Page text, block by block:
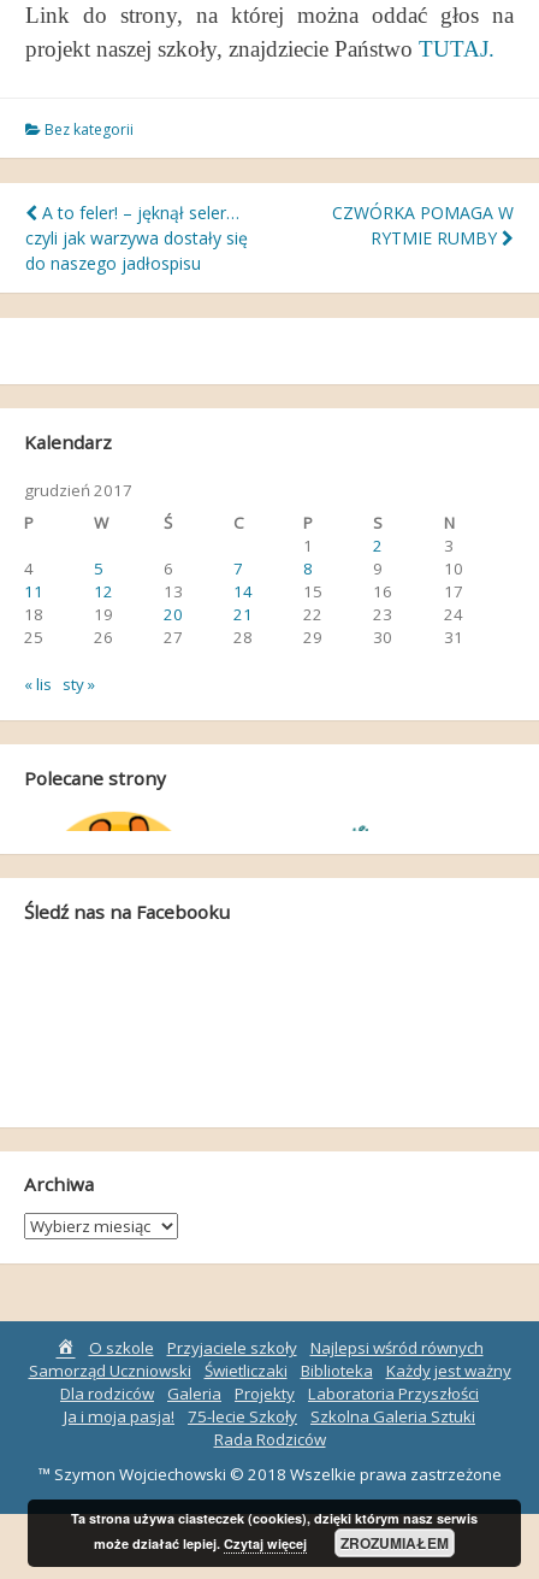
Link do strony, na której można oddać głos na
projekt naszej szkoły, znajdziecie Państwo TUTAJ.
Bez kategorii
Nawigacja
wpisu
A to feler! – jęknął seler…
czyli jak warzywa dostały się
do naszego jadłospisu
CZWÓRKA POMAGA W
RYTMIE RUMBY
Kalendarz
grudzień 2017
P
W Ś C P S
N
1
2
3
4
5 6 7 8 9
10
11
12 13 14 15 16
17
18
19 20 21 22 23
24
25
26 27 28 29 30 31
« lis sty »
Polecane strony
Śledź nas na Facebooku
Archiwa
Archiwa
Strona
główna
O szkole Przyjaciele szkoły
Najlepsi wśród równych
Samorząd Uczniowski
Świetliczaki Biblioteka
Każdy jest ważny
Dla rodziców
Galeria Projekty
Laboratoria Przyszłości
Ja i moja pasja!
75-lecie Szkoły
Szkolna Galeria Sztuki
Rada Rodziców
™ Szymon Wojciechowski © 2018 Wszelkie prawa zastrzeżone
Ta strona używa ciasteczek (cookies), dzięki którym nasz serwis
może działać lepiej.Czytaj więcej ZROZUMIAŁEM